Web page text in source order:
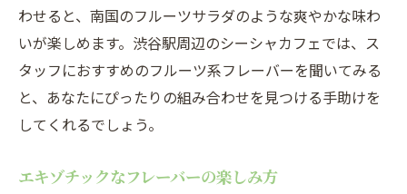
わせると、南国のフルーツサラダのような爽やかな味わ
いが楽しめます。渋谷駅周辺のシーシャカフェでは、ス
タッフにおすすめのフルーツ系フレーバーを聞いてみる
と、あなたにぴったりの組み合わせを見つける手助けを
してくれるでしょう。
エキゾチックなフレーバーの楽しみ方